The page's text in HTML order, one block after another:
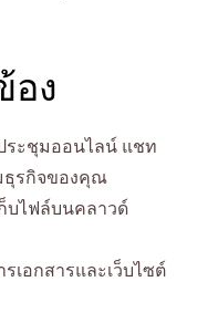
อง
ระชุมออนไลน์ แชท
ธุรกิจของคุณ
บไฟล์บนคลาวด์
เอกสารและเว็บไซต์